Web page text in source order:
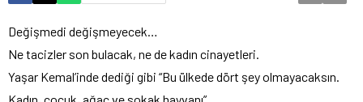
Değişmedi değişmeyecek…
Ne tacizler son bulacak, ne de kadın cinayetleri.
Yaşar Kemal’inde dediği gibi “Bu ülkede dört şey olmayacaksın.